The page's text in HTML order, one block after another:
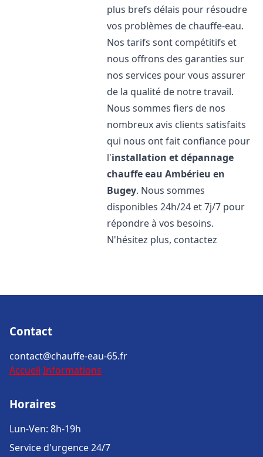
plus brefs délais pour résoudre
vos problèmes de chauffe-eau.
Nos tarifs sont compétitifs et
nous offrons des garanties sur
nos services pour vous assurer
de la qualité de notre travail.
Nous sommes fiers de nos
nombreux avis clients satisfaits
qui nous ont fait confiance pour
l'installation et dépannage
chauffe eau Ambérieu en
Bugey. Nous sommes
disponibles 24h/24 et 7j/7 pour
répondre à vos besoins.
N'hésitez plus, contactez
Contact
contact@chauffe-eau-65.fr
Accueil Informations
Horaires
Lun-Ven: 8h-19h
Service d'urgence 24/7